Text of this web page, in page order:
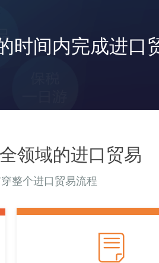
整个进口贸易流程
领域的进口贸易
ꂓ
时间内完成进口